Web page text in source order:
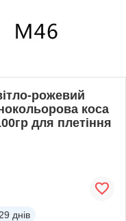
рожевий
коса
для плетіння
29 днів